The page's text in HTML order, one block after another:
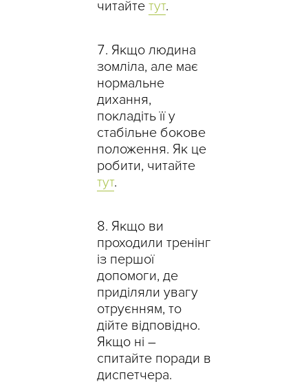
читайте тут.
Якщо людина
зомліла, але має
нормальне
дихання,
покладіть її у
стабільне бокове
положення. Як це
робити, читайте
тут.
Якщо ви
проходили тренінг
із першої
допомоги, де
приділяли увагу
отруєнням, то
дійте відповідно.
Якщо ні –
спитайте поради в
диспетчера.